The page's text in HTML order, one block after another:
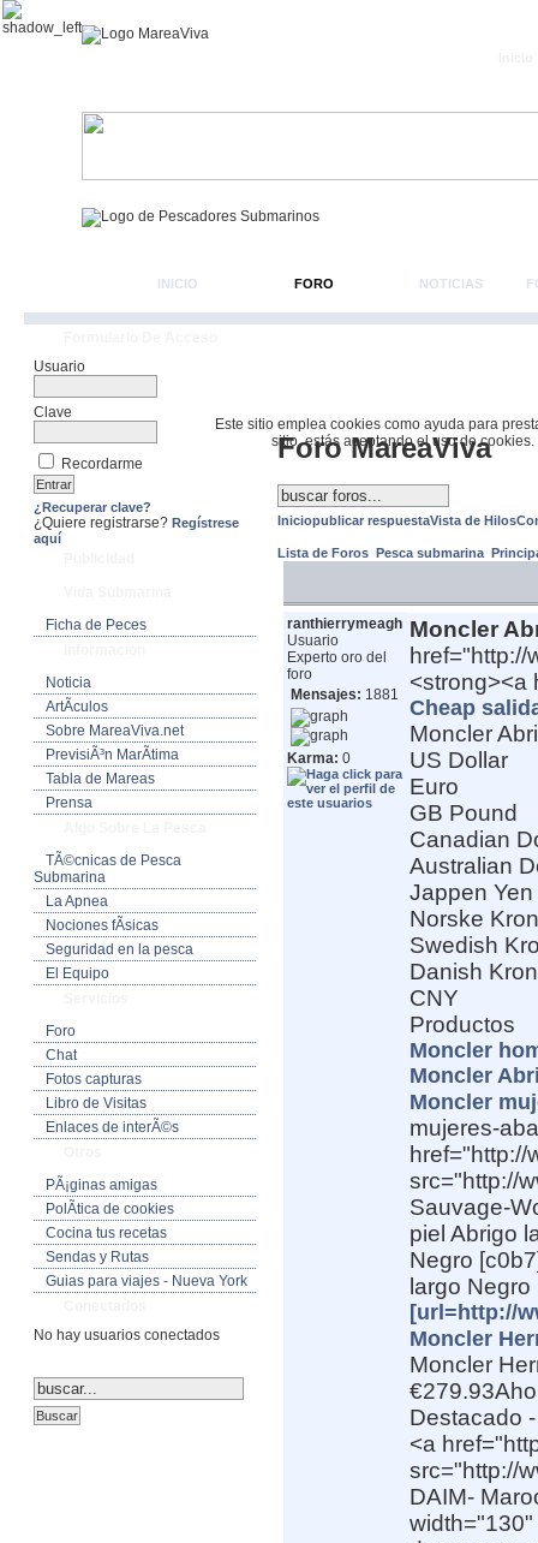
Este sitio emplea cookies como ayuda para
sitio, estás aceptando el uso de cookies.
INICIO FORO NOTICIAS
Usuario
Clave
Recordarme
¿Recuperar clave?
¿Quiere registrarse? Regístrese
aquí
Ficha de Peces
Noticia
ArtÃ­culos
Sobre MareaViva.net
PrevisiÃ³n MarÃ­tima
Tabla de Mareas
Prensa
TÃ©cnicas de Pesca
Submarina
La Apnea
Nociones fÃ­sicas
Seguridad en la pesca
El Equipo
Foro
Chat
Fotos capturas
Libro de Visitas
Enlaces de interÃ©s
PÃ¡ginas amigas
PolÃ­tica de cookies
Cocina tus recetas
Sendas y Rutas
Guias para viajes - Nueva York
No hay usuarios conectados
Foro MareaViva
Iniciopublicar respuestaVista de Hilos
Lista de Foros Pesca submarina
ranthierrymeagh
Usuario
Experto oro del
foro
Mensajes: 1881
Karma: 0
Moncler
<strong><a
Cheap
Moncler
US Dollar
Euro
GB Pound
Canadian
Australian
Jappen Yen
Norske
Swedish
Danish
CNY
Productos
Moncler
Moncler
Moncler
mujeres-
src="http://
Sauvage-
piel Abrigo
Negro
largo
[url=http://
Moncler
Moncler
Destacado
<a
src="http://
DAIM-